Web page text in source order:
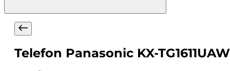
Telefon Panasonic KX-TG1611UAW